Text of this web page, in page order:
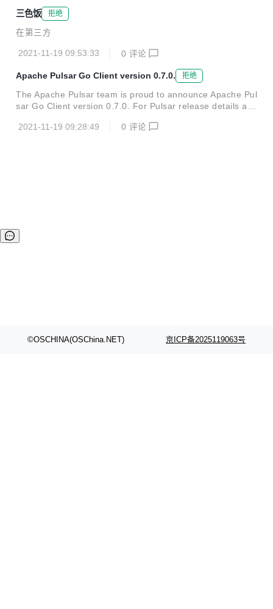
端中，生产者、消费者和 reader 中的所有方法都是线程安全
的。 近期， Pulsar Go Client 发布最新 0.7 版本，下面是 0.
7 版本关键功能和改进，以供参考。 关键特性 支持生产者加
OAuth 2.0 ...
三色饭 拒绝
在第三方
2021-11-19 09:53:33 0 评论
Apache Pulsar Go Client version 0.7.0. 拒绝
The Apache Pulsar team is proud to announce Apache Pul
sar Go Client version 0.7.0. For Pulsar release details an
s are at: https://t.co/yHkVf8V6kg
2021-11-19 09:28:49 0 评论
©OSCHINA(OSChina.NET) 京ICP备2025119063号